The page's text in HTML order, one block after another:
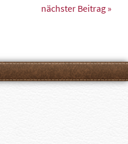
nächster Beitrag »